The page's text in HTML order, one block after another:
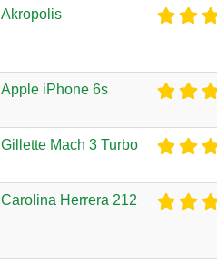
Akropolis
Apple iPhone 6s
Gillette Mach 3 Turbo
Carolina Herrera 212